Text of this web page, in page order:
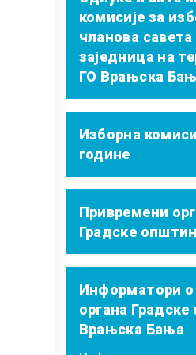
комисије за
чланова
заједница на
ГО Врањска
Изборна
године
Привремени
Градске
Информатори о
органа
Врањска Бања